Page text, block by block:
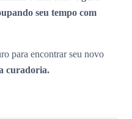
seu tempo com
para encontrar seu novo
curadoria.